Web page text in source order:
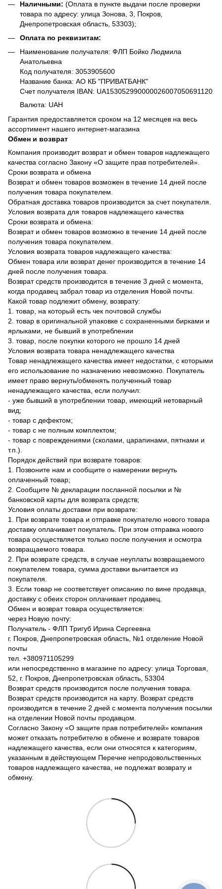
Наличными: (Оплата в пункте выдачи после проверки
товара по адресу: улица Зонова, 3, Покров,
Днепропетровская область, 53303);
Оплата по реквизитам:
Наименование получателя: ФЛП Бойко Людмила
Анатольевна
Код получателя: 3053905600
Название банка: АО КБ "ПРИВАТБАНК"
Счет получателя IBAN: UA153052990000026007050691120
Валюта: UAH
Гарантия предоставляется сроком на 12 месяцев на весь
ассортимент нашего интернет-магазина
Обмен и возврат
Компания производит возврат и обмен товаров надлежащего
качества согласно Закону «О защите прав потребителей».
Сроки возврата и обмена
Возврат и обмен товаров возможен в течение 14 дней после
получения товара покупателем.
Обратная доставка товаров производится за счет покупателя.
Условия возврата для товаров надлежащего качества
Сроки возврата и обмена:
Возврат и обмен товаров возможно в течение 14 дней после
получения товара покупателем.
Условия возврата товаров надлежащего качества:
Обмен товара или возврат денег производится в течение 14
дней после получения товара.
Возврат средств производится в течение 3 дней с момента,
когда продавец забрал товар из отделения Новой почты.
Какой товар подлежит обмену, возврату:
1. товар, на который есть чек почтовой службы
2. товар в оригинальной упаковке с сохраненными бирками и
ярлыками, не бывший в употреблении
3. товар, после покупки которого не прошло 14 дней
Условия возврата товара ненадлежащего качества
Товар ненадлежащего качества имеет недостатки, с которыми
его использование по назначению невозможно. Покупатель
имеет право вернуть/обменять полученный товар
ненадлежащего качества, если получил:
- уже бывший в употреблении товар, имеющий нетоварный
вид;
- товар с дефектом;
- товар с не полным комплектом;
- товар с повреждениями (сколами, царапинами, пятнами и
т.п.).
Порядок действий при возврате товаров:
1. Позвоните нам и сообщите о намерении вернуть
оплаченный товар;
2. Сообщите № декларации посланной посылки и №
банковской карты для возврата средств;
Условия оплаты доставки при возврате:
1. При возврате товара и отправке покупателю нового товара
доставку оплачивает покупатель. При этом отправка нового
товара осуществляется только после получения и осмотра
возвращаемого товара.
2. При возврате средств, в случае неуплаты возвращаемого
покупателем товара, сумма доставки вычитается из
покупателя.
3. Если товар не соответствует описанию по вине продавца,
доставку с обеих сторон оплачивает продавец.
Обмен и возврат товара осуществляется:
через Новую почту:
Получатель - ФЛП Тригуб Ирина Сергеевна
г. Покров, Днепропетровская область, №1 отделение Новой
почты
тел. +380971105299
или непосредственно в магазине по адресу: улица Торговая,
52, г. Покров, Днепропетровская область, 53304
Возврат средств производится после получения товара.
Возврат средств производится на карту. Возврат средств
производится в течение 2 дней с момента получения посылки
на отделении Новой почты продавцом.
Согласно Закону «О защите прав потребителей» компания
может отказать потребителю в обмене и возврате товаров
надлежащего качества, если они относятся к категориям,
указанным в действующем Перечне непродовольственных
товаров надлежащего качества, не подлежат возврату и
обмену.